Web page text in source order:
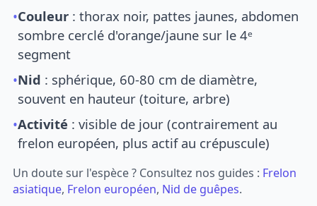
•Couleur : thorax noir, pattes jaunes, abdomen
sombre cerclé d'orange/jaune sur le 4ᵉ
segment
•Nid : sphérique, 60-80 cm de diamètre,
souvent en hauteur (toiture, arbre)
•Activité : visible de jour (contrairement au
frelon européen, plus actif au crépuscule)
Un doute sur l'espèce ? Consultez nos guides : Frelon
asiatique, Frelon européen, Nid de guêpes.